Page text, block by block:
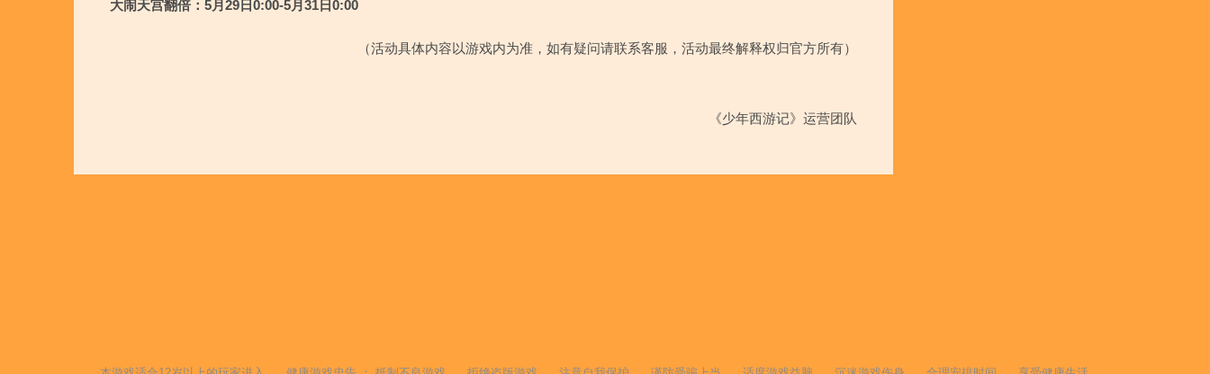
大闹天宫翻倍：5月29日0:00-5月31日0:00
（活动具体内容以游戏内为准，如有疑问请联系客服，活动最终解释权归官方所有）
《少年西游记》运营团队